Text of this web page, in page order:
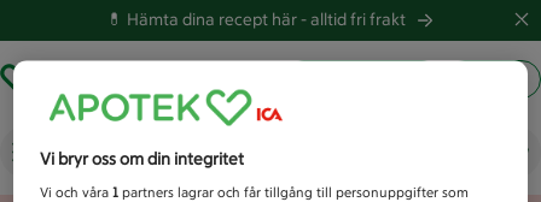
💊 Hämta dina recept här -alltid fri frakt
Vad letar du efter idag?
Vi bryr oss om din integritet
Vi och våra1 partners lagrar och får tillgång till personuppgifter som